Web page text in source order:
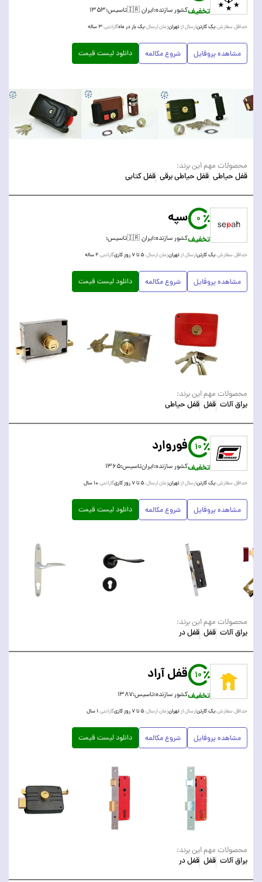
تخفیفکشور سازنده:ایران 🇮🇷 تاسیس:۱۳۵۳
حداقل سفارش:یک کارتنارسال از:تهرانزمان ارسال:یک بار در ماهگارانتی:۳ ساله
مشاهده پروفایل شروع مکالمه دانلود لیست قیمت
محصولات مهم این برند:
قفل حیاطی قفل حیاطی برقی قفل کتابی
0
تخفیف
سپه
کشور سازنده:ایران 🇮🇷 تاسیس:
حداقل سفارش:یک کارتنارسال از:تهرانزمان ارسال:۵ تا ۷ روز کاری گارانتی:۲ ساله
مشاهده پروفایل شروع مکالمه دانلود لیست قیمت
محصولات مهم این برند:
یراق آلات قفل قفل حیاطی
10
تخفیف
فوروارد
کشور سازنده:ایرانتاسیس:۱۳۶۵
حداقل سفارش:یک کارتنارسال از:تهرانزمان ارسال:۵ تا ۷ روز کاری گارانتی:۱۰ سال
مشاهده پروفایل شروع مکالمه دانلود لیست قیمت
محصولات مهم این برند:
یراق آلات قفل قفل در
10
تخفیف
قفل آراد
کشور سازنده:تاسیس:۱۳۸۷
حداقل سفارش:یک کارتنارسال از:تهرانزمان ارسال:۵ تا ۷ روز کاری گارانتی:۱ سال
مشاهده پروفایل شروع مکالمه دانلود لیست قیمت
محصولات مهم این برند:
یراق آلات قفل قفل در